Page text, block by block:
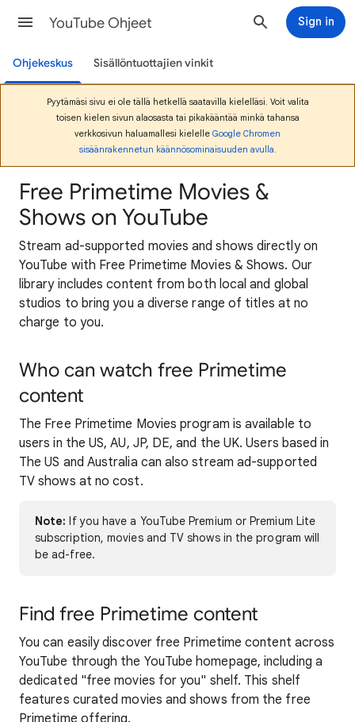
YouTube Ohjeet Sign in
Ohjekeskus Sisällöntuottajien vinkit
Pyytämäsi sivu ei ole tällä hetkellä saatavilla kielelläsi. Voit valita
toisen kielen sivun alaosasta tai pikakääntää minkä tahansa
verkkosivun haluamallesi kielelle Google Chromen
sisäänrakennetun käännösominaisuuden avulla.
Free Primetime Movies &
Shows on YouTube
Stream ad-supported movies and shows directly on
YouTube with Free Primetime Movies & Shows. Our
library includes content from both local and global
studios to bring you a diverse range of titles at no
charge to you.
Who can watch free Primetime
content
The Free Primetime Movies program is available to
users in the US, AU, JP, DE, and the UK. Users based in
The US and Australia can also stream ad-supported
TV shows at no cost.
Note: If you have a YouTube Premium or Premium Lite
subscription, movies and TV shows in the program will
be ad-free.
Find free Primetime content
You can easily discover free Primetime content across
YouTube through the YouTube homepage, including a
dedicated "free movies for you" shelf. This shelf
features curated movies and shows from the free
Primetime offering.